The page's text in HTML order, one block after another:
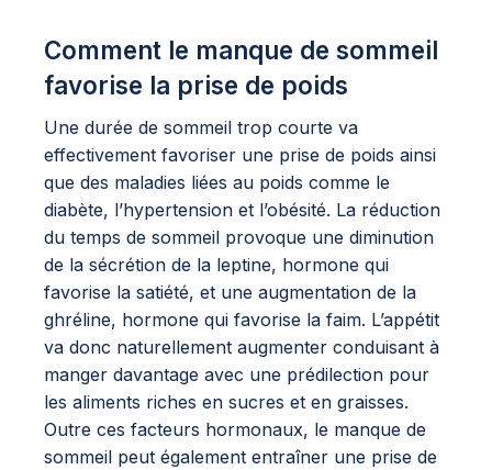
Comment le manque de sommeil
favorise la prise de poids
Une durée de sommeil trop courte va
effectivement favoriser une prise de poids ainsi
que des maladies liées au poids comme le
diabète, l’hypertension et l’obésité. La réduction
du temps de sommeil provoque une diminution
de la sécrétion de la leptine, hormone qui
favorise la satiété, et une augmentation de la
ghréline, hormone qui favorise la faim. L’appétit
va donc naturellement augmenter conduisant à
manger davantage avec une prédilection pour
les aliments riches en sucres et en graisses.
Outre ces facteurs hormonaux, le manque de
sommeil peut également entraîner une prise de